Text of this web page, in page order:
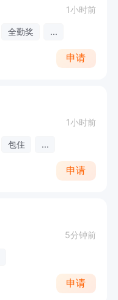
1小时前
全勤奖 ...
申请
1小时前
包住 ...
申请
5分钟前
申请